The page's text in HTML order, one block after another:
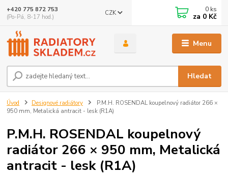
Menu
CZK
Hledat
+420 775 872 753
(Po-Pá, 8-17 hod.)
0 ks
za 0 Kč
Úvod Designové radiátory
P.M.H. ROSENDAL koupelnový radiátor 266 ×
950 mm, Metalická antracit - lesk (R1A)
P.M.H. ROSENDAL koupelnový
radiátor 266 × 950 mm, Metalická
antracit - lesk (R1A)